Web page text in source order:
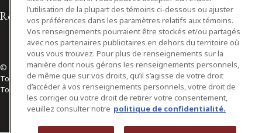
Relations avec les médias
© 2026 Osler, Hoskin & Harcourt S.E.N.C.R.L./s.r.l.
Tous droits réservés
Toronto | Montréal | Calgary | Vancouver | Ottawa | New York
l’utilisation de la plupart des témoins ci-dessous ou ajuster
vos préférences dans les paramètres relatifs aux témoins.
Vos renseignements pourraient être stockés et/ou partagés
avec nos partenaires publicitaires en dehors du territoire où
vous vous trouvez. Pour plus de renseignements sur la
manière dont nous gérons les renseignements personnels,
de même que sur vos droits, qu’il s’agisse de votre droit
d’accéder à vos renseignements personnels, votre droit de
les corriger ou votre droit de retirer votre consentement,
veuillez consulter notre politique de confidentialité.